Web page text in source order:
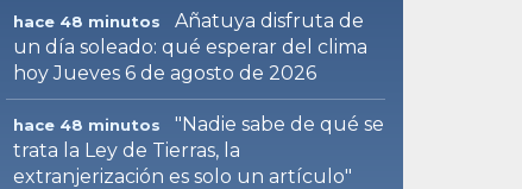
hace 48 minutos
Añatuya disfruta de
un día soleado: qué esperar del clima
hoy Jueves 6 de agosto de 2026
hace 48 minutos
"Nadie sabe de qué se
trata la Ley de Tierras, la
extranjerización es solo un artículo"